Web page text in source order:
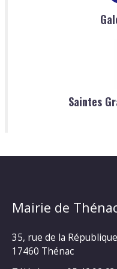
Saintes
Mairie de
35, rue de la République
17460 Thénac